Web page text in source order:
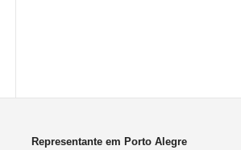
Representante em Porto Alegre